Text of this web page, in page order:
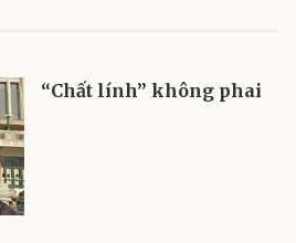
“Chất lính” không phai